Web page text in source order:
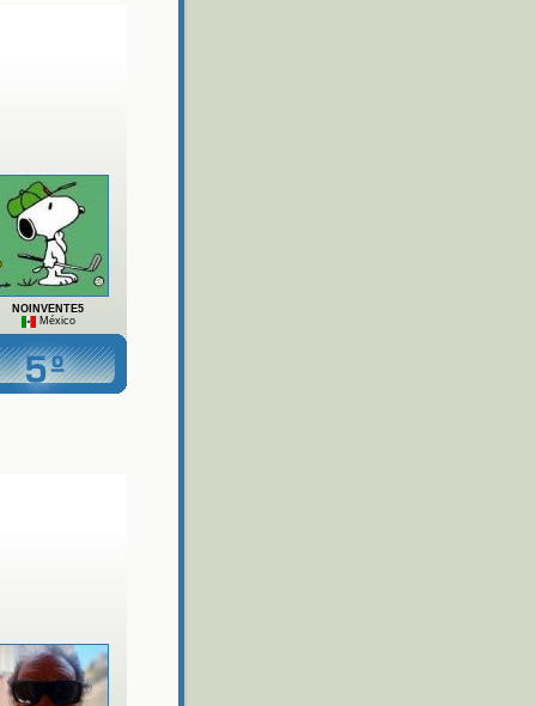
NOINVENTE5
México